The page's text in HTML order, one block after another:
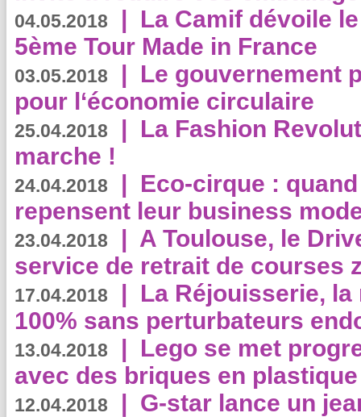
04.05.2018 | La Camif dévoile
5ème Tour Made in France
03.05.2018 | Le gouvernement
pour l‘économie circulaire
25.04.2018 | La Fashion
marche !
24.04.2018 | Eco-cirque :
repensent leur business
23.04.2018 | A Toulouse, le
service de retrait de courses
17.04.2018 | La Réjouisserie,
100% sans perturbateurs
13.04.2018 | Lego se met
avec des briques en
12.04.2018 | G-star lance un